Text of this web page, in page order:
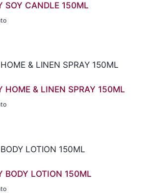
SOY CANDLE 150ML
HOME & LINEN SPRAY 150ML
BODY LOTION 150ML